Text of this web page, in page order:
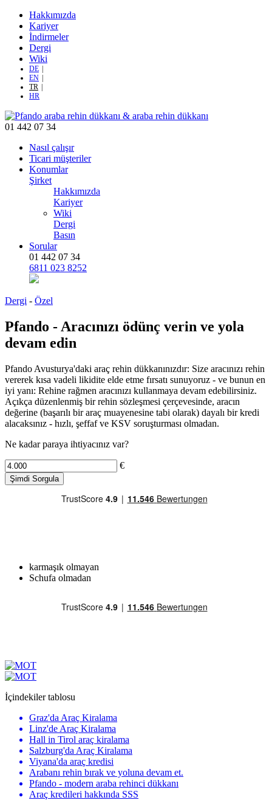
Hakkımızda
Kariyer
İndirmeler
Dergi
Wiki
DE
EN
TR
HR
01 442 07 34
Nasıl çalışır
Ticari müşteriler
Konumlar
Şirket
Hakkımızda
Kariyer
Wiki
Dergi
Basın
Sorular
01 442 07 34
6811 023 8252
Dergi - Özel
Pfando - Aracınızı ödünç verin ve yola
devam edin
Pfando Avusturya'daki araç rehin dükkanınızdır: Size aracınızı rehin
vererek kısa vadeli likidite elde etme fırsatı sunuyoruz - ve bunun en
iyi yanı: Rehine rağmen aracınızı kullanmaya devam edebilirsiniz.
Açıkça düzenlenmiş bir rehin sözleşmesi çerçevesinde, aracın
değerine (başarılı bir araç muayenesine tabi olarak) dayalı bir kredi
alacaksınız - hızlı, şeffaf ve KSV soruşturması olmadan.
Ne kadar paraya ihtiyacınız var?
€
Şimdi Sorgula
karmaşık olmayan
Schufa olmadan
İçindekiler tablosu
Graz'da Araç Kiralama
Linz'de Araç Kiralama
Hall in Tirol araç kiralama
Salzburg'da Araç Kiralama
Viyana'da araç kredisi
Arabanı rehin bırak ve yoluna devam et.
Pfando - modern araba rehinci dükkanı
Araç kredileri hakkında SSS